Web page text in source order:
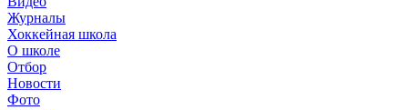
Журналы
Хоккейная школа
О школе
Отбор
Новости
Фото